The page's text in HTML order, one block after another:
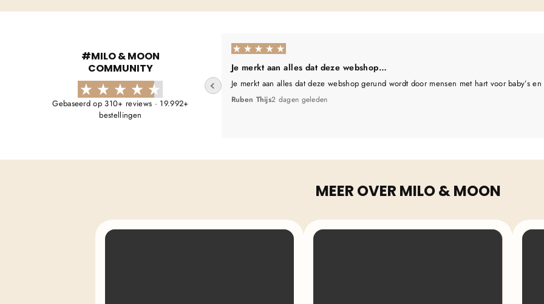
#MILO & MOON
COMMUNITY
Gebaseerd op 310+ reviews · 19.992+
bestellingen
Je merkt aan alles dat deze webshop…
Je merkt aan alles dat deze webshop gerund wordt door mensen met hart voor baby’s
Ruben Thijs2 dagen geleden
MEER OVER MILO & MOON